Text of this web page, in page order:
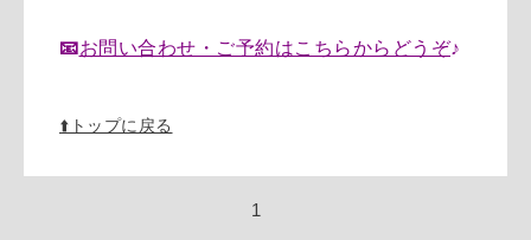
📧お問い合わせ・ご予約はこちらからどうぞ♪
⬆️トップに戻る
1